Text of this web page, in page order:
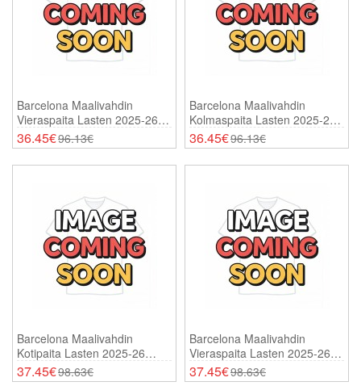
Barcelona Maalivahdin
Vieraspaita Lasten 2025-26
Lyhythihainen (+ Shortsit)
36.45€96.13€
Barcelona Maalivahdin
Kolmaspaita Lasten 2025-26
Lyhythihainen (+ Shortsit)
36.45€96.13€
Barcelona Maalivahdin
Kotipaita Lasten 2025-26
Pitkähihainen (+ Shortsit)
37.45€98.63€
Barcelona Maalivahdin
Vieraspaita Lasten 2025-26
Pitkähihainen (+ Shortsit)
37.45€98.63€